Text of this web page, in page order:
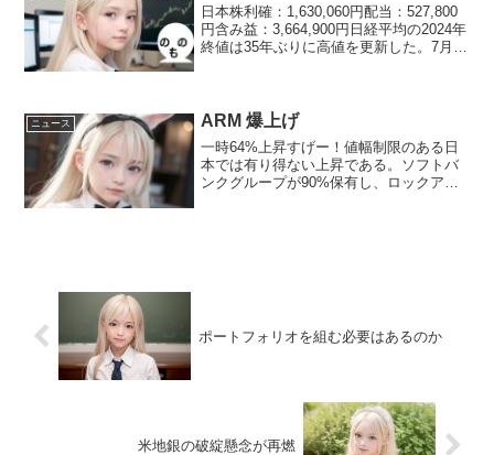
日本株利確：1,630,060円配当：527,800
円含み益：3,664,900円日経平均の2024年
終値は35年ぶりに高値を更新した。7月に
ニュース ARM 爆上げ
一時64%上昇すげー！値幅制限のある日
本では有り得ない上昇である。ソフトバ
ンクグループが90%保有し、ロックアッ
ポートフォリオを組む必要はあるのか
米地銀の破綻懸念が再燃